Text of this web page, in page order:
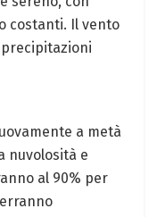
costanti. Il vento
a metà
nuvolosità e
al 90% per